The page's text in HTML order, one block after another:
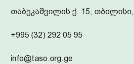
თაბუკაშვილის ქ. 15,
+995 (32) 292 05 95
info@taso.org.ge